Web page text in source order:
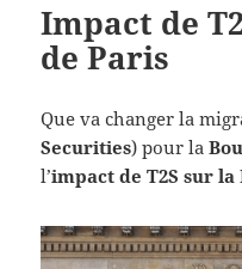
Impact de
de Paris
Que va changer la
Securities) pour la
l’impact de T2S sur la